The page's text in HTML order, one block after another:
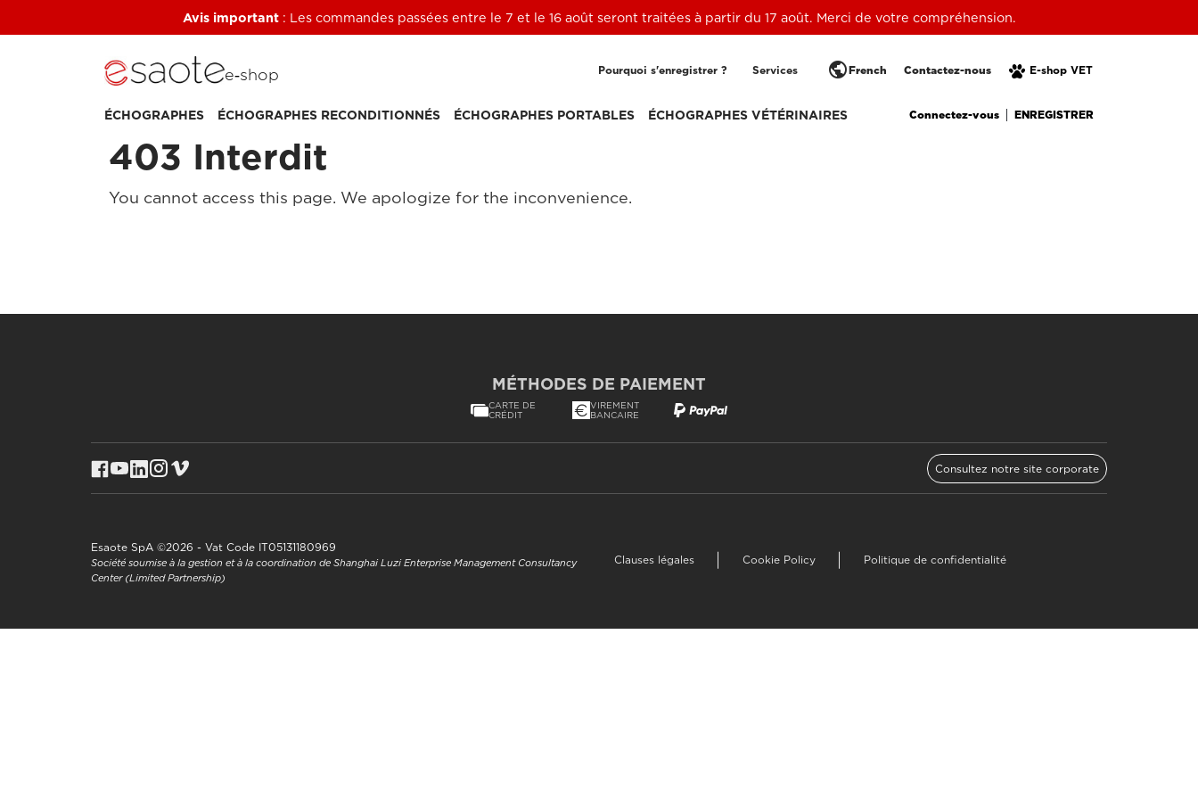
Avis important: Les commandes passées entre le 7 et le 16 août seront traitées à partir du 17 août. Merci de votre compréhension.
e‑shop Pourquoi s'enregistrer ? Services E-shop VET
Contactez-nous
publicFrench
ÉCHOGRAPHES ÉCHOGRAPHES RECONDITIONNÉS ÉCHOGRAPHES PORTABLES ÉCHOGRAPHES VÉTÉRINAIRES Connectez-vous ENREGISTRER
403 Interdit
You cannot access this page. We apologize for the inconvenience.
MÉTHODES DE PAIEMENT
CARTE DE
CRÉDIT
VIREMENT
BANCAIRE
Consultez notre site corporate
Esaote SpA ©2026 - Vat Code IT05131180969
Société soumise à la gestion et à la coordination de Shanghai Luzi Enterprise Management Consultancy
Center (Limited Partnership)
Clauses légales Cookie Policy Politique de confidentialité